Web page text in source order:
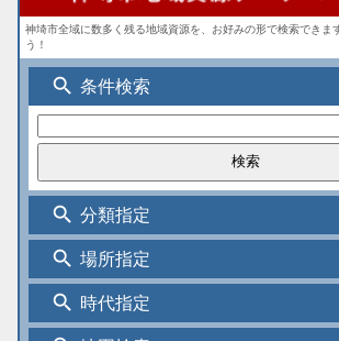
神埼市全域に数多く残る地域資源を、お好みの形で検索できま
う！
search 条件検索
search 分類指定
search 場所指定
search 時代指定